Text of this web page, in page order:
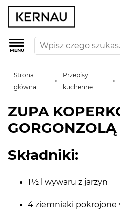
MENU
Strona
główna
Przepisy
kuchenne
ZUPA
GORGONZOLĄ
Składniki:
1½ l wywaru z jarzyn
4 ziemniaki pokrojone